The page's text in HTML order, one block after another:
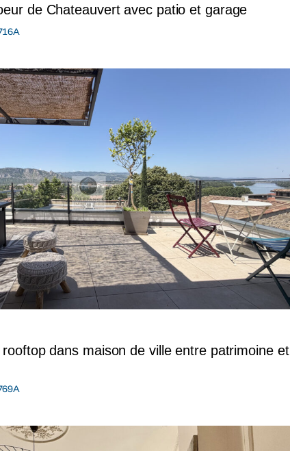
de Chateauvert avec patio et garage
dans maison de ville entre patrimoine et